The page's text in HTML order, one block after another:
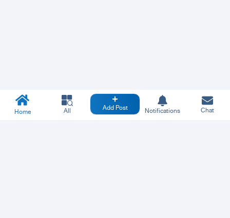
Home All Add Post Notifications Chat